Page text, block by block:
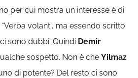
per cui mostra un interesse è di
“Verba volant”, ma essendo scritto
sono dubbi. Quindi Demir
sospetto. Non è cheYilmaz
di potente? Del resto ci sono